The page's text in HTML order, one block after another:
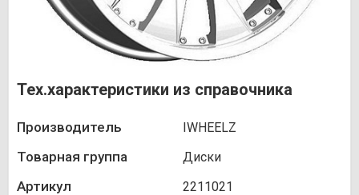
Тех.характеристики из справочника
Производитель IWHEELZ
Товарная группа Диски
Артикул 2211021